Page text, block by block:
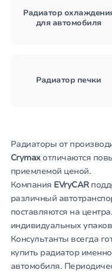
Радиатор
для автомобиля
Радиатор печки
Радиаторы от
Crymaxотличаются
приемлемой ценой.
Компания EVryCAR
различный
поставляются на
индивидуальных
Консультанты всегда
купить радиатор
автомобиля.